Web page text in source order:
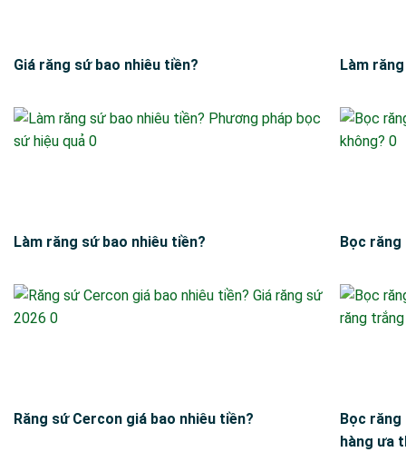
Giá răng sứ bao nhiêu tiền? Làm
Làm răng sứ bao nhiêu tiền? Bọc
Răng sứ Cercon giá bao nhiêu tiền?
Bọc
hàng ưa